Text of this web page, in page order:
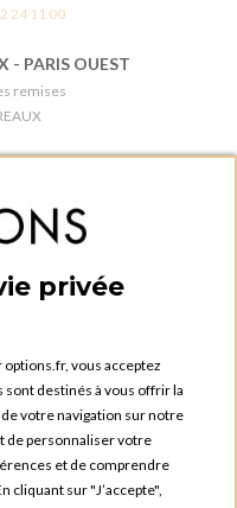
24 11 00
- PARIS OUEST
remises
- PARIS 5E
Rouvray
08 38 53
privée
vous acceptez
sont destinés à vous offrir la
votre navigation sur notre
de personnaliser votre
et de comprendre
cliquant sur "J’accepte",